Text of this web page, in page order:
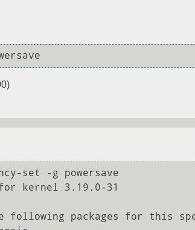
)
set -g powersave
for kernel 3.19.0-31